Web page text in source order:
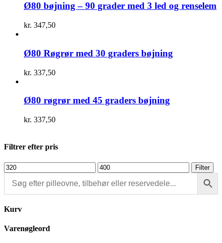
Ø80 bøjning – 90 grader med 3 led og renselem
kr. 347,50
Ø80 Røgrør med 30 graders bøjning
kr. 337,50
Ø80 røgrør med 45 graders bøjning
kr. 337,50
Filtrer efter pris
Mindste
pris
Højeste
pris
Filter
Kurv
Varenøgleord